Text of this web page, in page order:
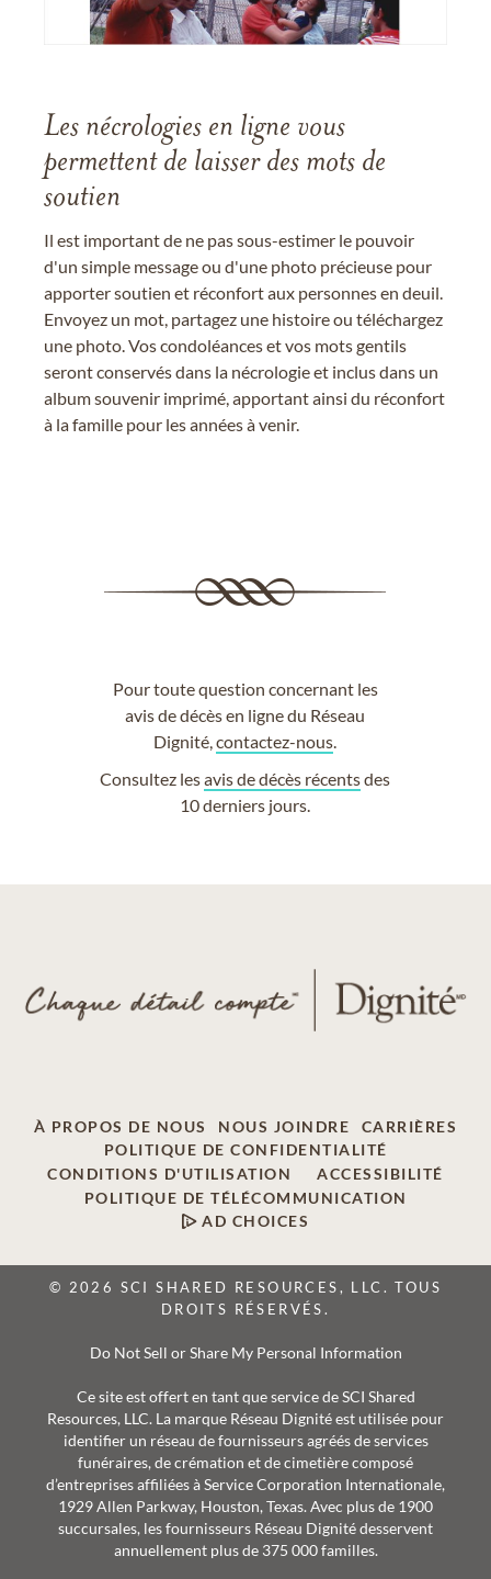
Les nécrologies en ligne vous
permettent de laisser des mots de
soutien
Il est important de ne pas sous-estimer le pouvoir
d'un simple message ou d'une photo précieuse pour
apporter soutien et réconfort aux personnes en deuil.
Envoyez un mot, partagez une histoire ou téléchargez
une photo. Vos condoléances et vos mots gentils
seront conservés dans la nécrologie et inclus dans un
album souvenir imprimé, apportant ainsi du réconfort
à la famille pour les années à venir.
Pour toute question concernant les
avis de décès en ligne du Réseau
Dignité,contactez-nous
Consultez lesavis de décès récentsdes
10 derniers jours.
À PROPOS DE NOUS NOUS JOINDRE
CARRIÈRES
POLITIQUE DE CONFIDENTIALITÉ
CONDITIONS D'UTILISATION
ACCESSIBILITÉ
POLITIQUE DE TÉLÉCOMMUNICATION
AD CHOICES
© 2026 SCI SHARED RESOURCES, LLC. TOUS
DROITS RÉSERVÉS.
Do Not Sell or Share My Personal Information
Ce site est offert en tant que service de SCI Shared
Resources, LLC. La marque Réseau Dignité est utilisée pour
identifier un réseau de fournisseurs agréés de services
funéraires, de crémation et de cimetière composé
d’entreprises affiliées à Service Corporation Internationale,
1929 Allen Parkway, Houston, Texas. Avec plus de 1900
succursales, les fournisseurs Réseau Dignité desservent
annuellement plus de 375 000 familles.